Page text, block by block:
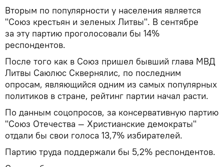
Вторым по популярности у населения является
"Союз крестьян и зеленых Литвы". В сентябре
за эту партию проголосовали бы 14%
респондентов.
После того как в Союз пришел бывший глава МВД
Литвы Саюлюс Сквернялис, по последним
опросам, являющийся одним из самых популярных
политиков в стране, рейтинг партии начал расти.
По данным соцопросов, за консервативную партию
"Союз Отечества — Христианские демократы"
отдали бы свои голоса 13,7% избирателей.
Партию труда поддержали бы 5,2% респондентов.